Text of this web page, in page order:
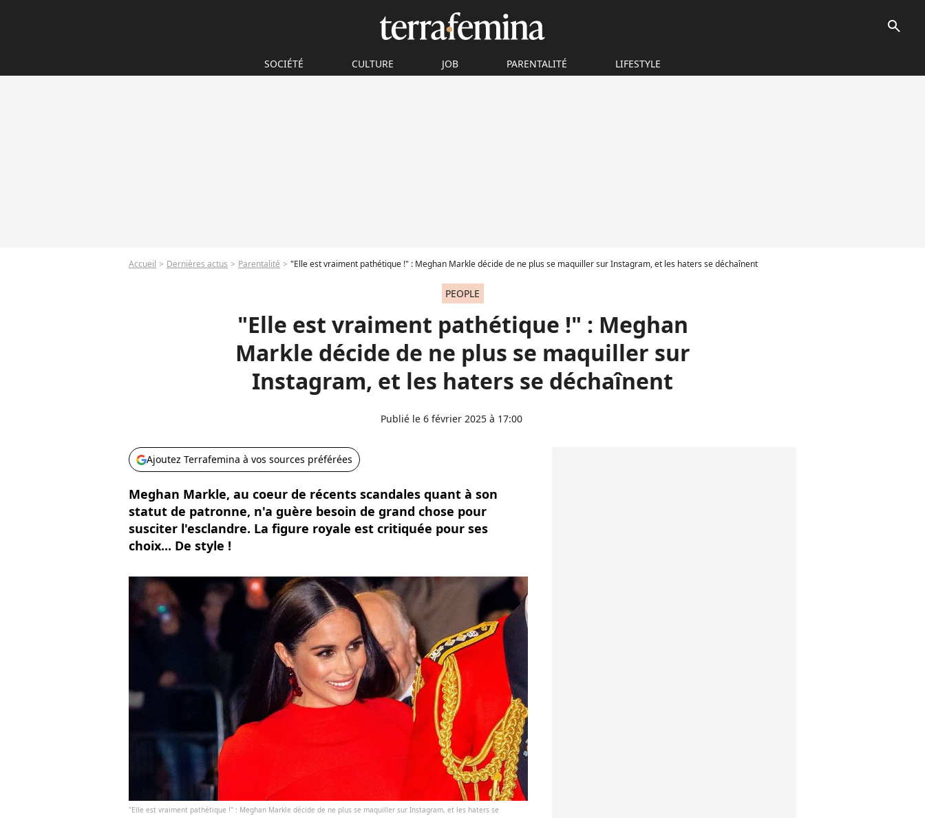
search
SOCIÉTÉ CULTURE JOB PARENTALITÉ LIFESTYLE
Accueil Dernières actus Parentalité "Elle est vraiment pathétique !" : Meghan Markle décide de ne plus se maquiller sur Instagram, et les haters se déchaînent
PEOPLE
"Elle est vraiment pathétique !" : Meghan
Markle décide de ne plus se maquiller sur
Instagram, et les haters se déchaînent
Publié le 6 février 2025 à 17:00
Ajoutez Terrafemina à vos sources préférées
Meghan Markle, au coeur de récents scandales quant à son
statut de patronne, n'a guère besoin de grand chose pour
susciter l'esclandre. La figure royale est critiquée pour ses
choix... De style !
"Elle est vraiment pathétique !" : Meghan Markle décide de ne plus se maquiller sur Instagram, et les haters se